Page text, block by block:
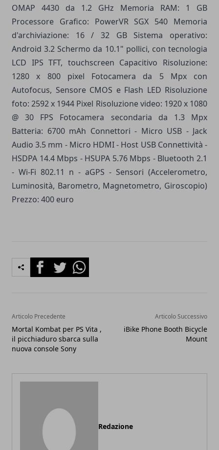
OMAP 4430 da 1.2 GHz Memoria RAM: 1 GB
Processore Grafico: PowerVR SGX 540 Memoria
d'archiviazione: 16 / 32 GB Sistema operativo:
Android 3.2 Schermo da 10.1" pollici, con tecnologia
LCD IPS TFT, touchscreen Capacitivo Risoluzione:
1280 x 800 pixel Fotocamera da 5 Mpx con
Autofocus, Sensore CMOS e Flash LED Risoluzione
foto: 2592 x 1944 Pixel Risoluzione video: 1920 x 1080
@ 30 FPS Fotocamera secondaria da 1.3 Mpx
Batteria: 6700 mAh Connettori - Micro USB - Jack
Audio 3.5 mm - Micro HDMI - Host USB Connettività -
HSDPA 14.4 Mbps - HSUPA 5.76 Mbps - Bluetooth 2.1
- Wi-Fi 802.11 n - aGPS - Sensori (Accelerometro,
Luminosità, Barometro, Magnetometro, Giroscopio)
Prezzo: 400 euro
FacebookTwitterWhatsapp
Articolo Precedente
Mortal Kombat per PS Vita ,
il picchiaduro sbarca sulla
nuova console Sony
Articolo Successivo
iBike Phone Booth Bicycle
Mount
Redazione